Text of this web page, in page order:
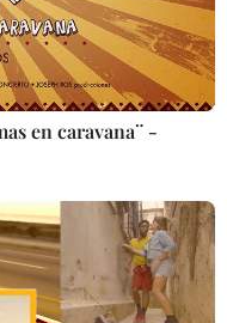
en caravana¨ -